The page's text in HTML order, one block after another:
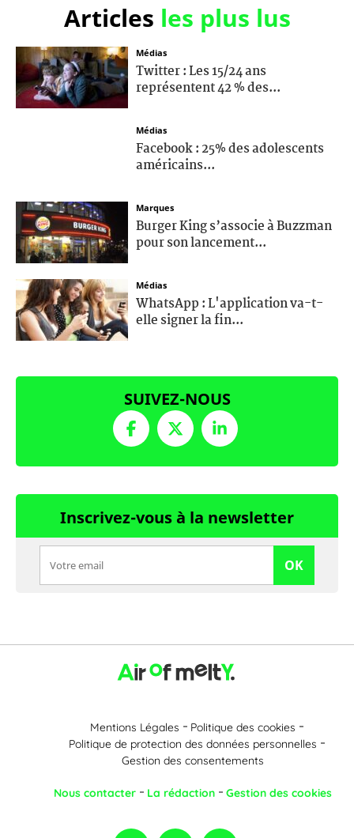
Articles les plus lus
Médias
Twitter : Les 15/24 ans
représentent 42 % des...
Médias
Facebook : 25% des adolescents
américains...
Marques
Burger King s’associe à Buzzman
pour son lancement...
Médias
WhatsApp : L'application va-t-
elle signer la fin...
SUIVEZ-NOUS
Inscrivez-vous à la newsletter
OK
Mentions Légales
Politique des cookies
Politique de protection des données personnelles
Gestion des consentements
Nous contacter La rédaction Gestion des cookies